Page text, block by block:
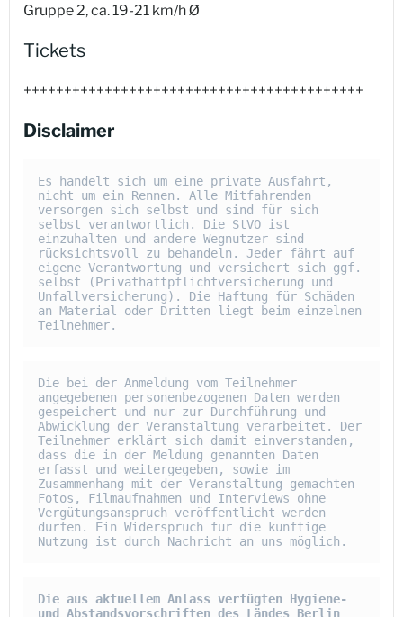
Gruppe 2, ca. 19-21 km/h Ø
Tickets
++++++++++++++++++++++++++++++++++++++++++
Disclaimer
Es handelt sich um eine private Ausfahrt,
nicht um ein Rennen. Alle Mitfahrenden
versorgen sich selbst und sind für sich
selbst verantwortlich. Die StVO ist
einzuhalten und andere Wegnutzer sind
rücksichtsvoll zu behandeln. Jeder fährt auf
eigene Verantwortung und versichert sich ggf.
selbst (Privathaftpflichtversicherung und
Unfallversicherung). Die Haftung für Schäden
an Material oder Dritten liegt beim einzelnen
Teilnehmer.
Die bei der Anmeldung vom Teilnehmer
angegebenen personenbezogenen Daten werden
gespeichert und nur zur Durchführung und
Abwicklung der Veranstaltung verarbeitet. Der
Teilnehmer erklärt sich damit einverstanden,
dass die in der Meldung genannten Daten
erfasst und weitergegeben, sowie im
Zusammenhang mit der Veranstaltung gemachten
Fotos, Filmaufnahmen und Interviews ohne
Vergütungsanspruch veröffentlicht werden
dürfen. Ein Widerspruch für die künftige
Nutzung ist durch Nachricht an uns möglich.
Die aus aktuellem Anlass verfügten Hygiene-
und Abstandsvorschriften des Ländes Berlin